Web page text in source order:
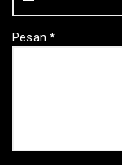
Pesan*